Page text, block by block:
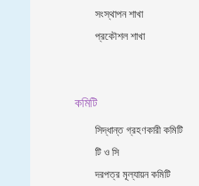
সংস্থাপন শাখা
প্রকৌশল শাখা
কমিটি
সিদ্ধান্ত গ্রহণকারী কমিটি
টি ও সি
দরপত্র মূল্যায়ন কমিটি